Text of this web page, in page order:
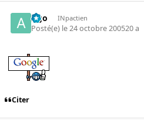
Ago INpactien
Posté(e) le 24 octobre 200520 a
Citer